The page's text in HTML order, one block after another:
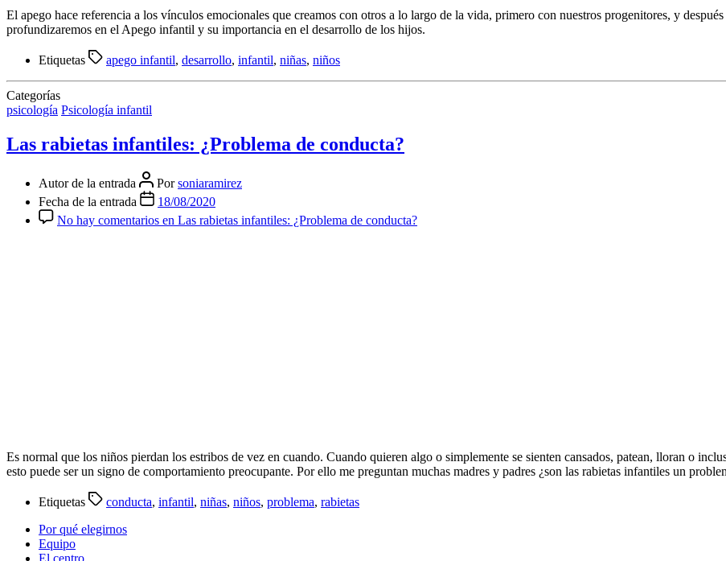
El apego hace referencia a los vínculos emocionales que creamos con otros a lo largo de la vida, primero con nuestros progenitores, y
profundizaremos en el Apego infantil y su importancia en el desarrollo de los hijos.
Etiquetas apego infantil, desarrollo, infantil, niñas, niños
Categorías
psicología Psicología infantil
Las rabietas infantiles: ¿Problema de conducta?
Autor de la entrada Porsoniaramirez
Fecha de la entrada
18/08/2020
No hay comentarios en Las rabietas infantiles: ¿Problema de conducta?
Es normal que los niños pierdan los estribos de vez en cuando. Cuando quieren algo o simplemente se sienten cansados, patean, lloran o
esto puede ser un signo de comportamiento preocupante. Por ello me preguntan muchas madres y padres ¿son las rabietas infantiles un
Etiquetas conducta, infantil, niñas, niños, problema, rabietas
Por qué elegirnos
Equipo
El centro